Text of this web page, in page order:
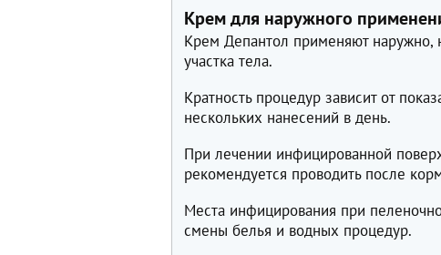
Крем для наружного
Крем Депантол применяют наружно,
участка тела.
Кратность процедур зависит от
нескольких нанесений в день.
При лечении инфицированной
рекомендуется проводить после
Места инфицирования при
смены белья и водных процедур.